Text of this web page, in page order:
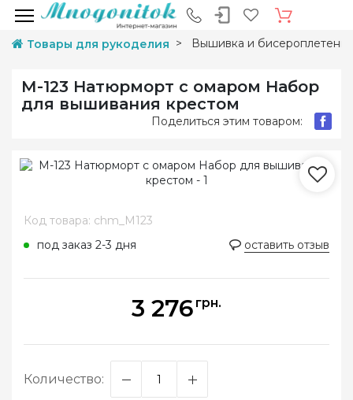
Товары для рукоделия Вышивка и
М-123 Натюрморт с омаром Набор
для вышивания крестом
Поделиться этим товаром:
Код товара: chm_M123
под заказ 2-3 дня
оставить отзыв
3 276 грн.
Количество: